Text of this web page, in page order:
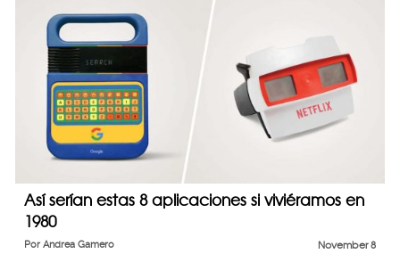
Así serían estas 8 aplicaciones si viviéramos en
1980
November 8
Por Andrea Gamero